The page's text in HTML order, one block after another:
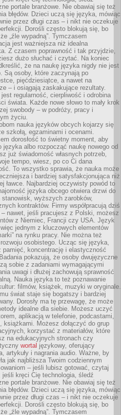
portale branżowe. Nie obawiaj się też
błędów. Dzieci uczą się języka, mówiąc
przez długi czas – i nikt nie oczekuje
Dorośli często blokują się, bo
„źle wypadną”. Tymczasem
jest ważniejsza niż idealna
Z czasem poprawność i tak przyjdzie,
dużo słuchać i czytać. Na koniec
że na naukę języka nigdy nie jest
Są osoby, które zaczynają po
pięćdziesiątce, a nawet na
– i osiągają zaskakujące rezultaty.
jest regularność, cierpliwość i odrobina
świata. Każde nowe słowo to mały krok
swobody – w podróży, pracy i
życiu.
nauka języków obcych kojarzy się
szkołą, egzaminami i ocenami.
dorosłość to świetny moment, aby
języka albo rozpocząć naukę nowego od
już świadomość własnych potrzeb,
tempo, wiesz, po co Ci dana
To wszystko sprawia, że nauka może
i bardziej satysfakcjonująca niż
ławce. Najbardziej oczywisty powód to
języka obcego otwiera drzwi do
stanowisk, wyższych zarobków,
kontraktów. Firmy współpracują dziś
– nawet, jeśli pracujesz z Polski, możesz
z Niemiec, Francji czy USA. Język
jednym z kluczowych elementów
na rynku pracy. Nie można też
osobistego. Ucząc się języka,
pamięć, koncentrację i elastyczność
pokazują, że osoby dwujęzyczne
sobie z zadaniami wymagającymi
uwagi i dłużej zachowują sprawność
Nauka języka to też poznawanie
filmów, książek, muzyki w oryginale.
świat staje się bogatszy i bardziej
Dorosły ma tę przewagę, że może
idealne dla siebie. Możesz uczyć
aplikacją w telefonie, podcastami,
książkami. Możesz dołączyć do grup
korzystać z materiałów, które
na edukacyjnych stronach czy
wortal językowy, oferujący
artykuły i nagrania audio. Ważne, by
jak najbliższa Twoim codziennym
– jeśli lubisz gotować, czytaj
jeśli kręci Cię technologia, śledź
portale branżowe. Nie obawiaj się też
błędów. Dzieci uczą się języka, mówiąc
przez długi czas – i nikt nie oczekuje
Dorośli często blokują się, bo
„źle wypadną”. Tymczasem